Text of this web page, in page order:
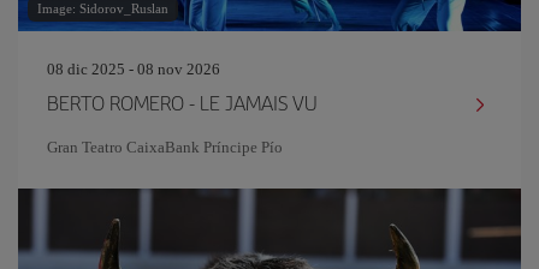
Image: Sidorov_Ruslan
08 dic 2025 - 08 nov 2026
BERTO ROMERO - LE JAMAIS VU
Gran Teatro CaixaBank Príncipe Pío